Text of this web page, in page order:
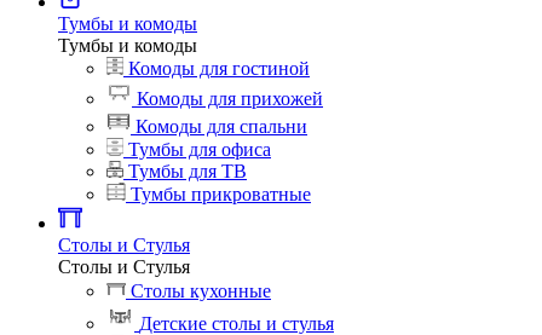
Тумбы и комоды
Тумбы и комоды
Комоды для гостиной
Комоды для прихожей
Комоды для спальни
Тумбы для офиса
Тумбы для ТВ
Тумбы прикроватные
Столы и Стулья
Столы и Стулья
Столы кухонные
Детские столы и стулья